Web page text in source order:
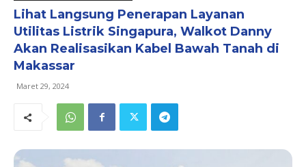
Lihat Langsung Penerapan Layanan
Utilitas Listrik Singapura, Walkot Danny
Akan Realisasikan Kabel Bawah Tanah di
Makassar
Maret 29, 2024